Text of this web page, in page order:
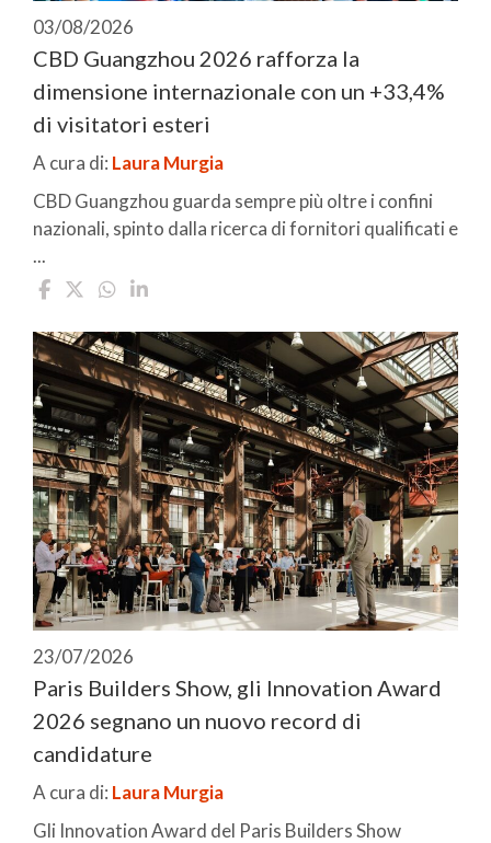
03/08/2026
CBD Guangzhou 2026 rafforza la
dimensione internazionale con un +33,4%
di visitatori esteri
A cura di: Laura Murgia
CBD Guangzhou guarda sempre più oltre i confini
nazionali, spinto dalla ricerca di fornitori qualificati e
...
23/07/2026
Paris Builders Show, gli Innovation Award
2026 segnano un nuovo record di
candidature
A cura di: Laura Murgia
Gli Innovation Award del Paris Builders Show